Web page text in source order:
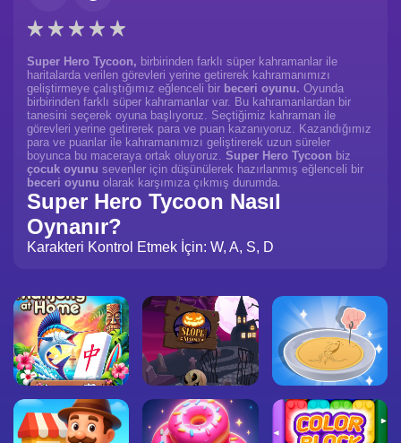
Super Hero Tycoon, birbirinden farklı süper kahramanlar ile
haritalarda verilen görevleri yerine getirerek kahramanımızı
geliştirmeye çalıştığımız eğlenceli bir beceri oyunu. Oyunda
birbirinden farklı süper kahramanlar var. Bu kahramanlardan bir
tanesini seçerek oyuna başlıyoruz. Seçtiğimiz kahraman ile
görevleri yerine getirerek para ve puan kazanıyoruz. Kazandığımız
para ve puanlar ile kahramanımızı geliştirerek uzun süreler
boyunca bu maceraya ortak oluyoruz. Super Hero Tycoon biz
çocuk oyunu sevenler için düşünülerek hazırlanmış eğlenceli bir
beceri oyunu olarak karşımıza çıkmış durumda.
Super Hero Tycoon Nasıl
Oynanır?
Karakteri Kontrol Etmek İçin: W, A, S, D